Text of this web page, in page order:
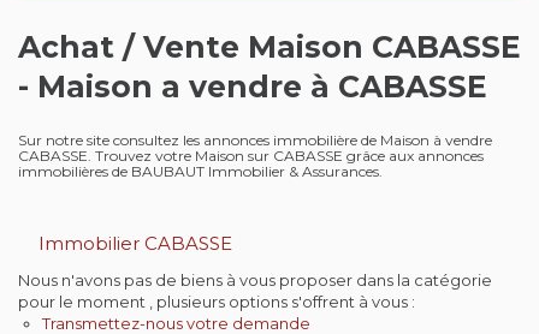
Nos métiers
L'agence
Contact
Estimation
Achat / Vente Maison CABASSE
- Maison a vendre à CABASSE
Sur notre site consultez les annonces immobilière de Maison à vendre
CABASSE. Trouvez votre Maison sur CABASSE grâce aux annonces
immobilières de BAUBAUT Immobilier & Assurances.
Immobilier CABASSE
Nous n'avons pas de biens à vous proposer dans la catégorie
pour le moment , plusieurs options s'offrent à vous :
Transmettez-nous votre demande